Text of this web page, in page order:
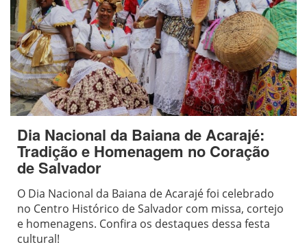
Dia Nacional da Baiana de Acarajé:
Tradição e Homenagem no Coração
de Salvador
O Dia Nacional da Baiana de Acarajé foi celebrado
no Centro Histórico de Salvador com missa, cortejo
e homenagens. Confira os destaques dessa festa
cultural!